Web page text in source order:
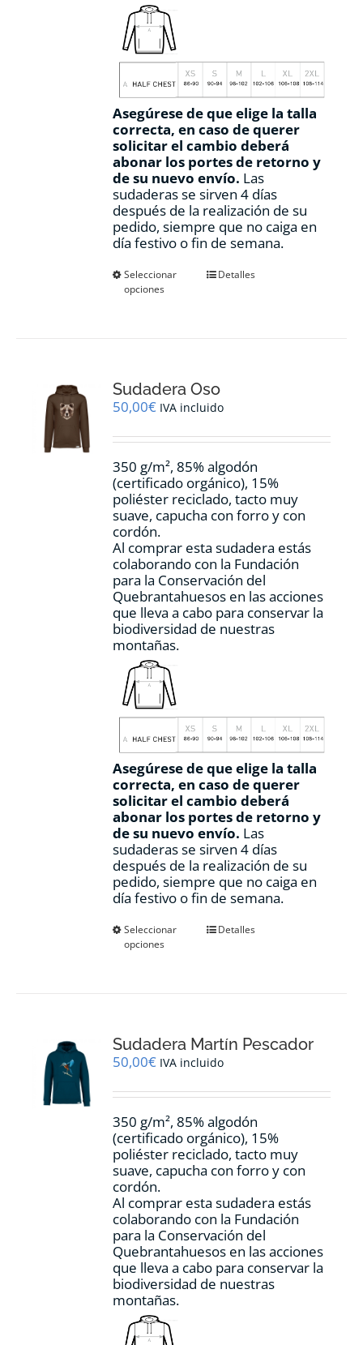
Asegúrese de que elige la talla
correcta, en caso de querer
solicitar el cambio deberá
abonar los portes de retorno y
de su nuevo envío. Las
sudaderas se sirven 4 días
después de la realización de su
pedido, siempre que no caiga en
día festivo o fin de semana.
Seleccionar
opciones
Este
se
pueden
en
página
de
producto
Detalles
Sudadera Oso
50,00€ IVA incluido
350 g/m², 85% algodón
(certificado orgánico), 15%
poliéster reciclado, tacto muy
suave, capucha con forro y con
cordón.
Al comprar esta sudadera estás
colaborando con la Fundación
para la Conservación del
Quebrantahuesos en las acciones
que lleva a cabo para conservar la
biodiversidad de nuestras
montañas.
Asegúrese de que elige la talla
correcta, en caso de querer
solicitar el cambio deberá
abonar los portes de retorno y
de su nuevo envío. Las
sudaderas se sirven 4 días
después de la realización de su
pedido, siempre que no caiga en
día festivo o fin de semana.
Seleccionar
opciones
Este
se
pueden
en
página
de
producto
Detalles
Sudadera Martín Pescador
50,00€ IVA incluido
350 g/m², 85% algodón
(certificado orgánico), 15%
poliéster reciclado, tacto muy
suave, capucha con forro y con
cordón.
Al comprar esta sudadera estás
colaborando con la Fundación
para la Conservación del
Quebrantahuesos en las acciones
que lleva a cabo para conservar la
biodiversidad de nuestras
montañas.